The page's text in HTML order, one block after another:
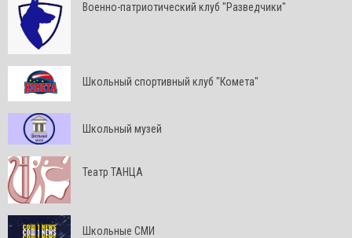
Военно-патриотический клуб "Разведчики"
Школьный спортивный клуб "Комета"
Школьный музей
Театр ТАНЦА
Школьные СМИ